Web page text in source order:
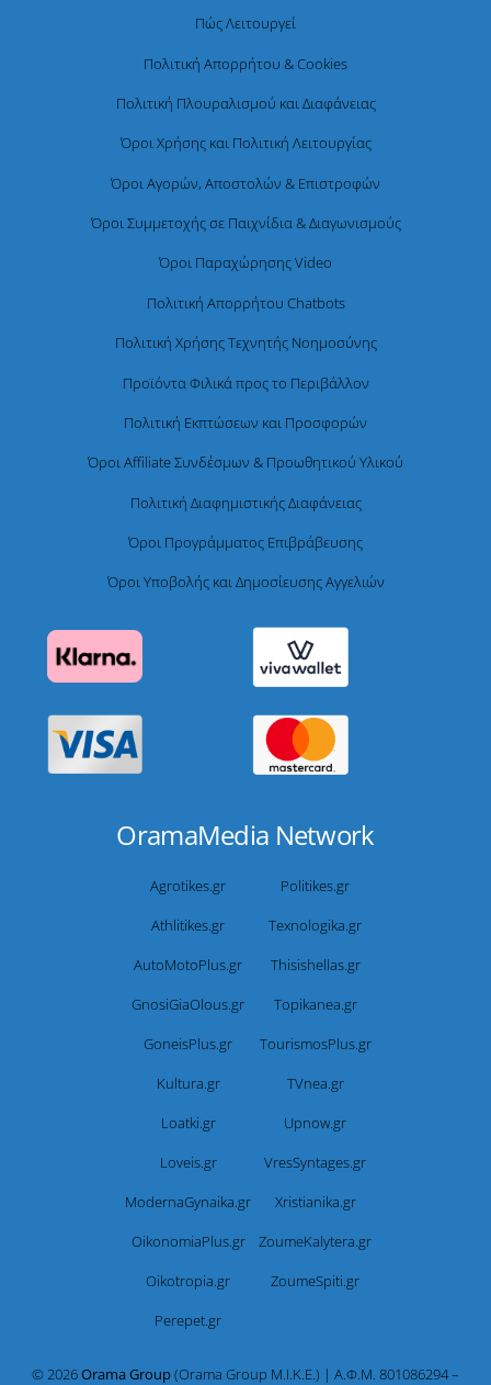
Πώς Λειτουργεί
Πολιτική Απορρήτου & Cookies
Πολιτική Πλουραλισμού και Διαφάνειας
Όροι Χρήσης και Πολιτική Λειτουργίας
Όροι Αγορών, Αποστολών & Επιστροφών
Όροι Συμμετοχής σε Παιχνίδια & Διαγωνισμούς
Όροι Παραχώρησης Video
Πολιτική Απορρήτου Chatbots
Πολιτική Χρήσης Τεχνητής Νοημοσύνης
Προϊόντα Φιλικά προς το Περιβάλλον
Πολιτική Εκπτώσεων και Προσφορών
Όροι Affiliate Συνδέσμων & Προωθητικού Υλικού
Πολιτική Διαφημιστικής Διαφάνειας
Όροι Προγράμματος Επιβράβευσης
Όροι Υποβολής και Δημοσίευσης Αγγελιών
OramaMedia Network
Agrotikes.gr
Politikes.gr
Athlitikes.gr
Texnologika.gr
AutoMotoPlus.gr
Thisishellas.gr
GnosiGiaOlous.gr
Topikanea.gr
GoneisPlus.gr
TourismosPlus.gr
Kultura.gr
TVnea.gr
Loatki.gr
Upnow.gr
Loveis.gr
VresSyntages.gr
ModernaGynaika.gr
Xristianika.gr
OikonomiaPlus.gr
ZoumeKalytera.gr
Oikotropia.gr
ZoumeSpiti.gr
Perepet.gr
© 2026Orama Group(Orama Group Μ.Ι.Κ.Ε.) | Α.Φ.Μ. 801086294 –